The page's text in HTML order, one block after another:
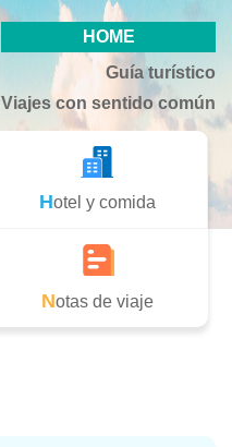
HOME
Guía turístico
Viajes con sentido común
Hotel y comida
Notas de viaje